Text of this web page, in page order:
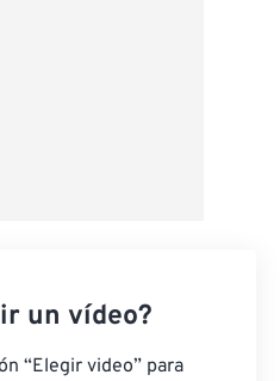
un vídeo?
“Elegir video” para